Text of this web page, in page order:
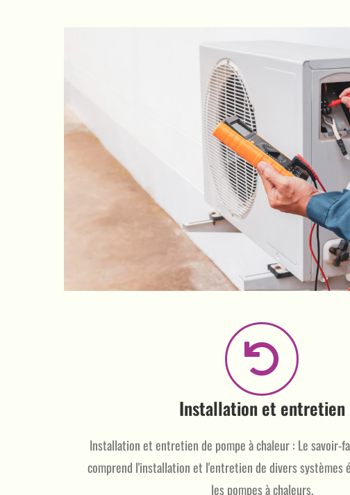
Installation et entretien
Installation et entretien de pompe à chaleur : Le savoir-
comprend l'installation et l'entretien de divers systèmes
les pompes à chaleurs.